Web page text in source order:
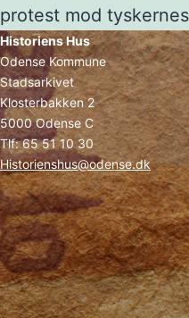
protest mod
Historiens Hus
Odense Kommune
Stadsarkivet
Klosterbakken 2
5000 Odense C
Tlf: 65 51 10 30
Historienshus@odense.dk